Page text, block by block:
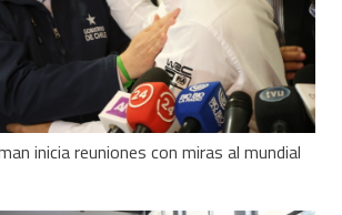
inicia reuniones con miras al mundial